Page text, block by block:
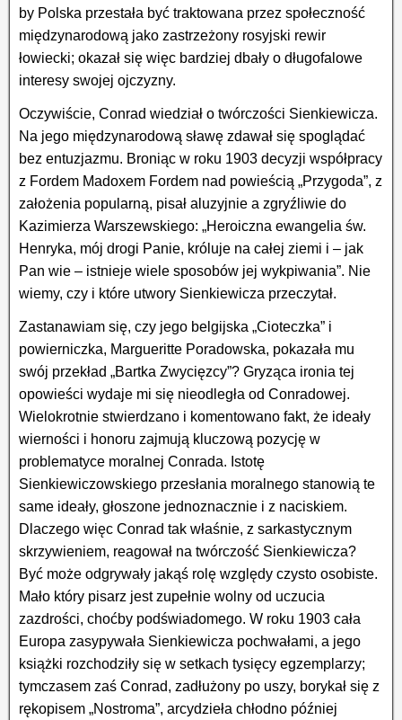
by Polska przestała być traktowana przez społeczność
międzynarodową jako zastrzeżony rosyjski rewir
łowiecki; okazał się więc bardziej dbały o długofalowe
interesy swojej ojczyzny.
Oczywiście, Conrad wiedział o twórczości Sienkiewicza.
Na jego międzynarodową sławę zdawał się spoglądać
bez entuzjazmu. Broniąc w roku 1903 decyzji współpracy
z Fordem Madoxem Fordem nad powieścią „Przygoda”, z
założenia popularną, pisał aluzyjnie a zgryźliwie do
Kazimierza Warszewskiego: „Heroiczna ewangelia św.
Henryka, mój drogi Panie, króluje na całej ziemi i – jak
Pan wie – istnieje wiele sposobów jej wykpiwania”. Nie
wiemy, czy i które utwory Sienkiewicza przeczytał.
Zastanawiam się, czy jego belgijska „Cioteczka” i
powierniczka, Margueritte Poradowska, pokazała mu
swój przekład „Bartka Zwycięzcy”? Gryząca ironia tej
opowieści wydaje mi się nieodległa od Conradowej.
Wielokrotnie stwierdzano i komentowano fakt, że ideały
wierności i honoru zajmują kluczową pozycję w
problematyce moralnej Conrada. Istotę
Sienkiewiczowskiego przesłania moralnego stanowią te
same ideały, głoszone jednoznacznie i z naciskiem.
Dlaczego więc Conrad tak właśnie, z sarkastycznym
skrzywieniem, reagował na twórczość Sienkiewicza?
Być może odgrywały jakąś rolę względy czysto osobiste.
Mało który pisarz jest zupełnie wolny od uczucia
zazdrości, choćby podświadomego. W roku 1903 cała
Europa zasypywała Sienkiewicza pochwałami, a jego
książki rozchodziły się w setkach tysięcy egzemplarzy;
tymczasem zaś Conrad, zadłużony po uszy, borykał się z
rękopisem „Nostroma”, arcydzieła chłodno później